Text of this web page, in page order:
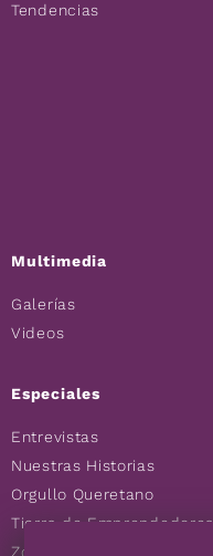
Tendencias
Multimedia
Galerías
Videos
Especiales
Entrevistas
Nuestras Historias
Orgullo Queretano
Tierra de Emprendedores
Zoociales